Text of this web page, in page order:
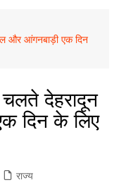
और आंगनबाड़ी एक दिन
चलते देहरादून
दिन के लिए
राज्य